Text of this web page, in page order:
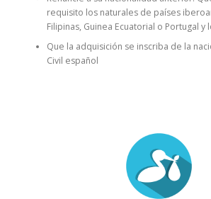
requisito los naturales de países
Filipinas, Guinea Ecuatorial o Portugal y
Que la adquisición se inscriba de la
Civil español